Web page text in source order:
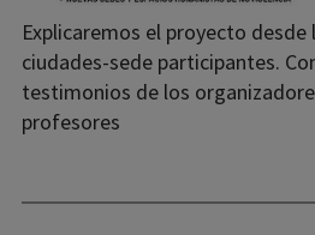
Explicaremos el proyecto
ciudades-sede participantes.
testimonios de los
profesores